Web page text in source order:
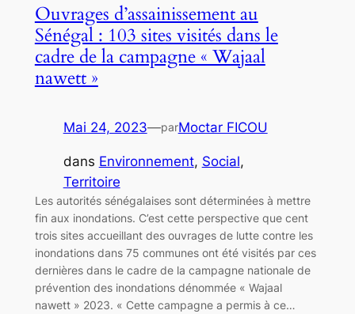
Ouvrages d’assainissement au
Sénégal : 103 sites visités dans le
cadre de la campagne « Wajaal
nawett »
Mai 24, 2023—parMoctar FICOU
dans Environnement, Social
Territoire
Les autorités sénégalaises sont déterminées à mettre
fin aux inondations. C’est cette perspective que cent
trois sites accueillant des ouvrages de lutte contre les
inondations dans 75 communes ont été visités par ces
dernières dans le cadre de la campagne nationale de
prévention des inondations dénommée « Wajaal
nawett » 2023. « Cette campagne a permis à ce…